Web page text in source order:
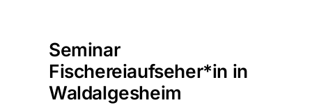
Seminar
Fischereiaufseher*in in
Waldalgesheim